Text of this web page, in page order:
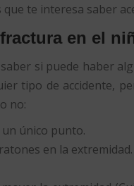
te interesa saber
en el
si puede haber
tipo de accidente,
no:
único punto.
en la extremidad.